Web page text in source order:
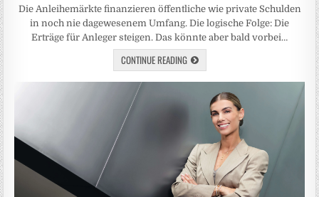
Die Anleihemärkte finanzieren öffentliche wie private Schulden
in noch nie da­gewesenem Umfang. Die logische Folge: Die
Erträge für Anleger steigen. Das könnte aber bald vorbei…
CONTINUE READING